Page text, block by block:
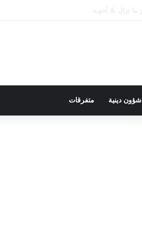
شؤون دينية متفرقات